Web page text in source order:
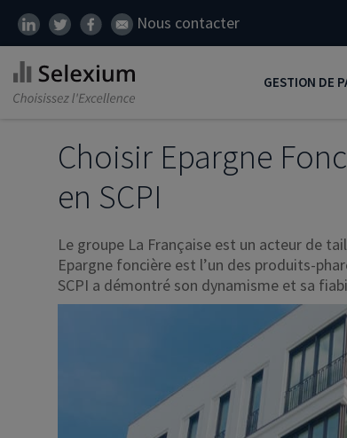
Nous contacter
GESTION DE
Réduire ses
Transmission
SCI
Protéger ses
Comment
Défiscalisation
Dirigeant
Choisir Epargne
en SCPI
Le groupe La Française est un acteur de
Epargne foncière est l’un des produits-
SCPI a démontré son dynamisme et sa